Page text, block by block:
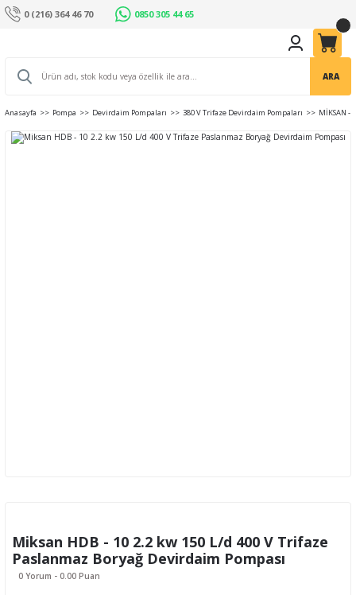
0 (216) 364 46 70 0850 305 44 65
ARA
Anasayfa Pompa Devirdaim Pompaları 380 V Trifaze Devirdaim Pompaları MİKSAN -
Miksan HDB - 10 2.2 kw 150 L/d 400 V Trifaze
Paslanmaz Boryağ Devirdaim Pompası
0 Yorum - 0.00 Puan